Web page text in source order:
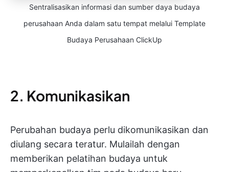
Sentralisasikan informasi dan sumber daya budaya
perusahaan Anda dalam satu tempat melalui Template
Budaya Perusahaan ClickUp
2. Komunikasikan
Perubahan budaya perlu dikomunikasikan dan
diulang secara teratur. Mulailah dengan
memberikan pelatihan budaya untuk